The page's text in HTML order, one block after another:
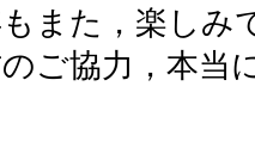
また，楽しみ
ご協力，本当